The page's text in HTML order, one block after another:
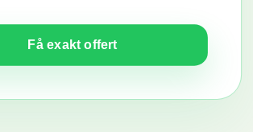
Få exakt offert